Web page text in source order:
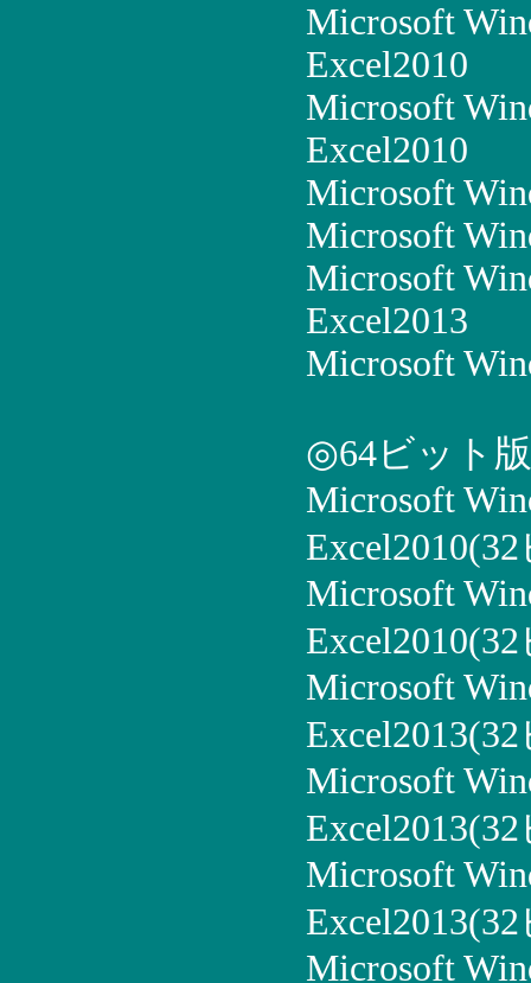
Microsoft
Excel2010
Microsoft
Excel2010
Microsoft
Microsoft
Microsoft
Excel2013
Microsoft
◎64ビット
Microsoft
Microsoft
Microsoft
Microsoft
Microsoft
Microsoft